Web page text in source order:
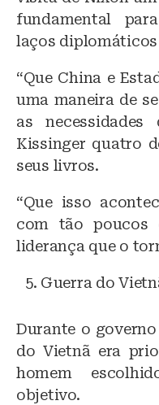
fundamental
laços diplomáticos
“Que China e
uma maneira de
as necessidades
Kissinger quatro
seus livros.
“Que isso
com tão
liderança que o
Guerra do
Durante o
do Vietnã era
homem
objetivo.